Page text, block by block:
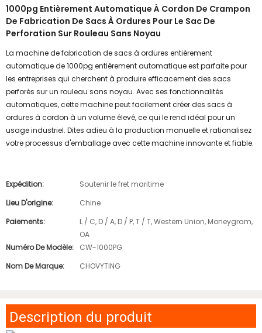
1000pg Entièrement Automatique À Cordon De Crampon
De Fabrication De Sacs À Ordures Pour Le Sac De
Perforation Sur Rouleau Sans Noyau
La machine de fabrication de sacs à ordures entièrement
automatique de 1000pg entièrement automatique est parfaite pour
les entreprises qui cherchent à produire efficacement des sacs
perforés sur un rouleau sans noyau. Avec ses fonctionnalités
automatiques, cette machine peut facilement créer des sacs à
ordures à cordon à un volume élevé, ce qui le rend idéal pour un
usage industriel. Dites adieu à la production manuelle et rationalisez
votre processus d'emballage avec cette machine innovante et fiable.
Expédition:
Soutenir le fret maritime
Lieu D'origine:
Chine
Paiements:
L / C, D / A, D / P, T / T, Western Union, Moneygram,
OA
Numéro De Modèle:
CW-1000PG
Nom De Marque:
CHOVYTING
Description du produit